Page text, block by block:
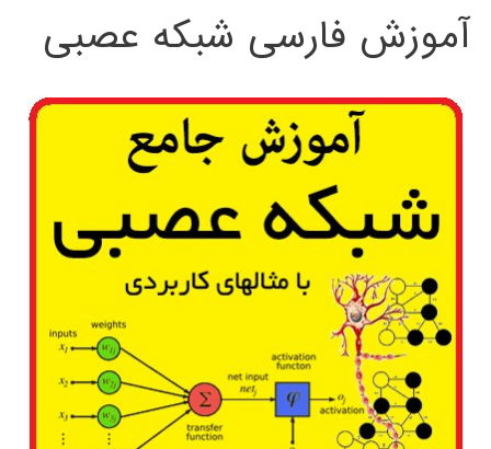
آموزش فارسی شبکه عصبی